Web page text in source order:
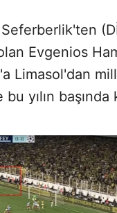
Evgenios
Limasol'dan
yılın başında